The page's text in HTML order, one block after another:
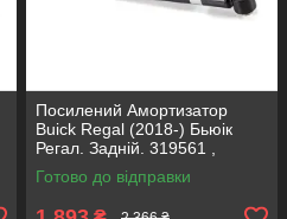
Посилений Амортизатор
Buick Regal (2018-) Бьюік
Регал. Задній. 319561 ,
3440073 , 19-280615. KOREA
Аксусс!
Готово до відправки